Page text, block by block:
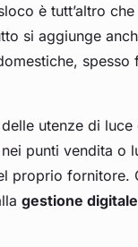
è tutt’altro
si aggiunge
spesso
utenze di
punti vendita o
proprio fornitore.
gestione